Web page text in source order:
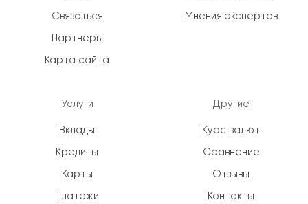
Связаться
Партнеры
Карта сайта
Услуги
Вклады
Кредиты
Карты
Платежи
Мнения экспертов
Другие
Курс валют
Сравнение
Отзывы
Контакты